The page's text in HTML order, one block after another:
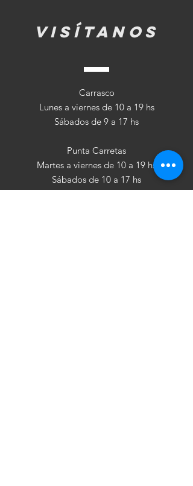
visítanos
Carrasco
Lunes a viernes de 10 a 19 hs
Sábados de 9 a 17 hs
Punta Carretas
Martes a viernes de 10 a 19 hs
Sábados de 10 a 17 hs